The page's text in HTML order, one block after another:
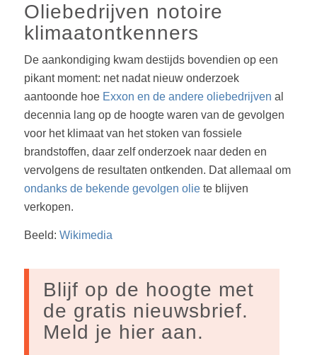
Oliebedrijven notoire
klimaatontkenners
De aankondiging kwam destijds bovendien op een
pikant moment: net nadat nieuw onderzoek
aantoonde hoe Exxon en de andere oliebedrijven al
decennia lang op de hoogte waren van de gevolgen
voor het klimaat van het stoken van fossiele
brandstoffen, daar zelf onderzoek naar deden en
vervolgens de resultaten ontkenden. Dat allemaal om
ondanks de bekende gevolgen oliete blijven
verkopen.
Beeld: Wikimedia
Blijf op de hoogte met
de gratis nieuwsbrief.
Meld je hier aan.